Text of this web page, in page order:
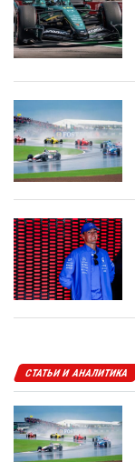
СТАТЬИ И АНАЛИТИКА